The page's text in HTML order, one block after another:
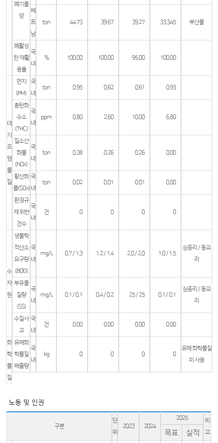
폐기물
양
베
트
남
ton 44.73 39.67 39.27 33.345 부산물
폐활성
탄 재활
용율
국
내
% 100.00 100.00 95.00 100.00
대
기
오
염
물
질
먼지
(PM)
국
내
ton 0.95 0.62 0.61 0.93
총탄화
수소
(THC)
국
내
ppm 0.80 2.60 10.00 6.80
질소산
화물
(NOx)
국
내
ton 0.38 0.26 0.26 0.00
황산화
물(SOx)
국
내
ton 0.02 0.01 0.01 0.00
환경규
제 위반
건수
국
내
건 0 0 0 0
수
자
원
생물학
적산소
요구량
(BOD)
국
내
mg/L 0.7 / 1.3 1.2 / 1.4 2.0 / 2.0 1.0 / 1.5
심중리 / 동교
리
부유물
질량
(SS)
국
내
mg/L 0.1 / 0.1 0.4 / 0.2 25 / 25 0.1 / 0.1
심중리 / 동교
리
수질사
고
국
내
건 0.00 0.00 0.00 0.00
화
학
물
질
유해화
학물질
배출량
국
내
kg 0 0 0 0
유해 화학물질
미 사용
노동 및 인권
구분
단
위
2023 2024
2025
비
고
목표 실적